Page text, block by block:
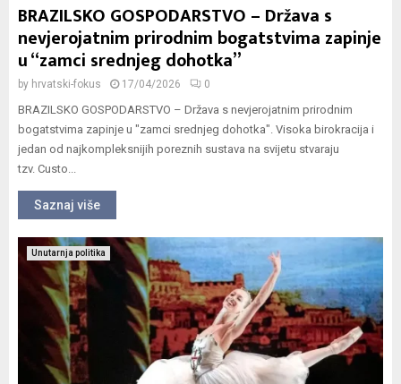
BRAZILSKO GOSPODARSTVO – Država s
nevjerojatnim prirodnim bogatstvima zapinje
u “zamci srednjeg dohotka”
by hrvatski-fokus 17/04/2026 0
BRAZILSKO GOSPODARSTVO – Država s nevjerojatnim prirodnim
bogatstvima zapinje u "zamci srednjeg dohotka". Visoka birokracija i
jedan od najkompleksnijih poreznih sustava na svijetu stvaraju
tzv. Custo...
Saznaj više
Unutarnja politika